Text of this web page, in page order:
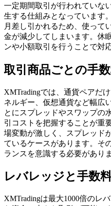
一定期間取引が行われていな
生する仕組みとなっています
月差し引かれるため、使って
金が減少してしまいます。休
ンや小額取引を行うことで対
取引商品ごとの手
XMTradingでは、通貨ペアだ
ネルギー、仮想通貨など幅広
とにスプレッドやスワップの
引コストを把握することが重
場変動が激しく、スプレッド
ているケースがあります。そ
ランスを意識する必要がありま
レバレッジと手数
XMTradingは最大1000倍のレ